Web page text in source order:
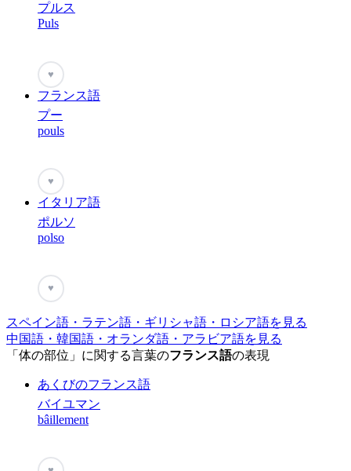
プルス
Puls
♥
フランス語
プー
pouls
♥
イタリア語
ポルソ
polso
♥
スペイン語・ラテン語・ギリシャ語・ロシア語を見る
中国語・韓国語・オランダ語・アラビア語を見る
「体の部位」に関する言葉のフランス語の表現
あくびのフランス語
バイユマン
bâillement